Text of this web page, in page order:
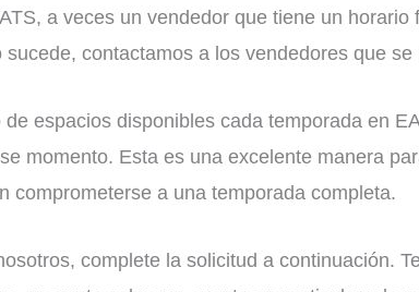
a veces un vendedor que tiene un
contactamos a los vendedores que
espacios disponibles cada temporada en
momento. Esta es una excelente manera
comprometerse a una temporada completa.
complete la solicitud a continuación.